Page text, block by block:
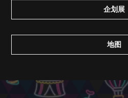
企划展
地图